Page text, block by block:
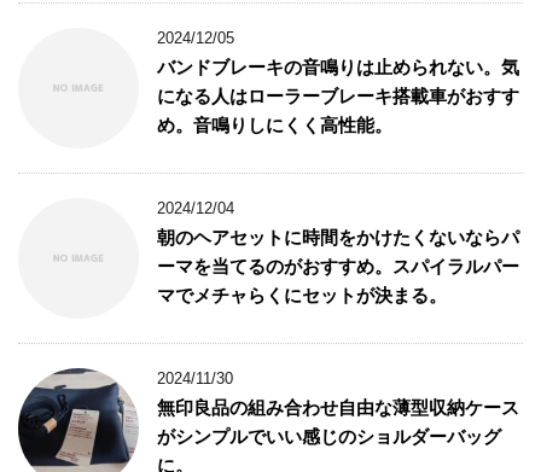
2024/12/05
バンドブレーキの音鳴りは止められない。気
になる人はローラーブレーキ搭載車がおすす
め。音鳴りしにくく高性能。
2024/12/04
朝のヘアセットに時間をかけたくないならパ
ーマを当てるのがおすすめ。スパイラルパー
マでメチャらくにセットが決まる。
2024/11/30
無印良品の組み合わせ自由な薄型収納ケース
がシンプルでいい感じのショルダーバッグ
に。